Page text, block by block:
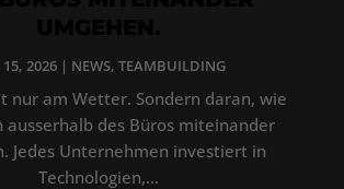
15, 2026| NEWS, TEAMBUILDING
nur am Wetter. Sondern daran, wie
ausserhalb des Büros miteinander
Jedes Unternehmen investiert in
Technologien,...